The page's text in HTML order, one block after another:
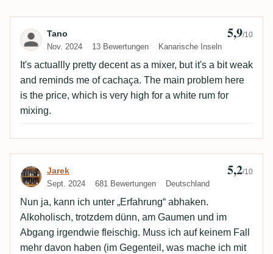
Bewertung von Tano
Tano
Nov. 2024 13 Bewertungen Kanarische Inseln
5,9/10
It's actuallly pretty decent as a mixer, but it's a bit weak
and reminds me of cachaça. The main problem here
is the price, which is very high for a white rum for
mixing.
Bewertung von Jarek
Jarek
Sept. 2024 681 Bewertungen Deutschland
5,2/10
Nun ja, kann ich unter „Erfahrung“ abhaken.
Alkoholisch, trotzdem dünn, am Gaumen und im
Abgang irgendwie fleischig. Muss ich auf keinem Fall
mehr davon haben (im Gegenteil, was mache ich mit